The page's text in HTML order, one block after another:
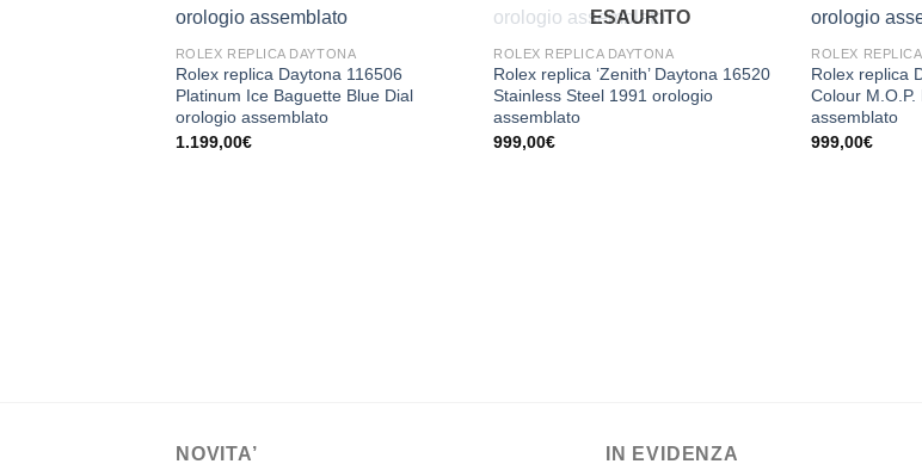
ROLEX REPLICA DAYTONA
Rolex replica Daytona 116506
Platinum Ice Baguette Blue Dial
orologio assemblato
1.199,00€
ESAURITO
ROLEX REPLICA DAYTONA
Rolex replica ‘Zenith’ Daytona 16520
Stainless Steel 1991 orologio
assemblato
999,00€
ROLEX
Rolex replica
Colour
assemblato
999,00€
NOVITA’ IN EVIDENZA